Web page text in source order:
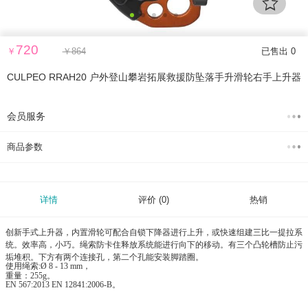
￥ 720 ￥864 已售出 0
CULPEO RRAH20 户外登山攀岩拓展救援防坠落手升滑轮右手上升器
会员服务
商品参数
详情 评价 (0) 热销
创新手式上升器，内置滑轮可配合自锁下降器进行上升，或快速组建三比一提拉系
统。效率高，小巧。绳索防卡住释放系统能进行向下的移动。有三个凸轮槽防止污
垢堆积。下方有两个连接孔，第二个孔能安装脚踏圈。
使用绳索:Ø 8 - 13 mm，
重量：255g。
EN 567:2013 EN 12841:2006-B。